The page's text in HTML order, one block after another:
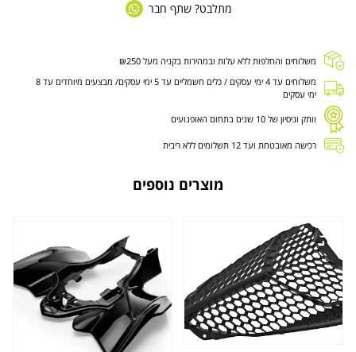
מתלבט? שתף חבר
משלוחים והחלפות ללא עלות ובמהירות בקניה מעל ₪250
משלוחים עד 4 ימי עסקים / כלים חשמליים עד 5 ימי עסקים/ מבצעים מיוחדים עד 8
ימי עסקים
וותק וניסיון של 10 שנים בתחום האופנועים
רכישה מאובטחת ועד 12 תשלומים ללא ריבית
מוצרים נוספים